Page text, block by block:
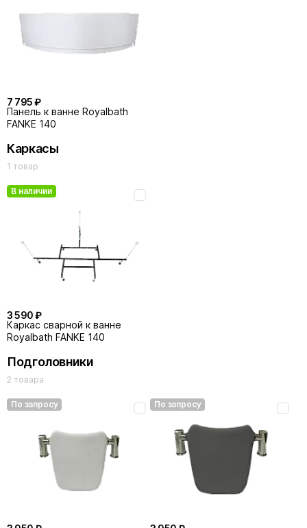
7 795 ₽
Панель к ванне Royalbath
FANKE 140
Каркасы
1 товар
В наличии
3 590 ₽
Каркас сварной к ванне
Royalbath FANKE 140
Подголовники
2 товара
По запросу По запросу